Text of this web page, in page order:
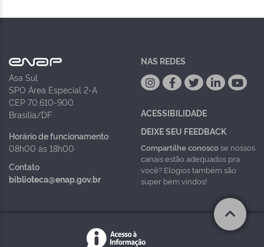
Asa Sul
SPO Área Especial 2-A
CEP 70.610-900
Brasília/DF
Horário de funcionamento
08h00 às 18h00
Contato
biblioteca@enap.gov.br
NAS REDES
ACESSIBILIDADE
DEIXE SEU FEEDBACK
Compartilhe conoscose nossos
canais estão adequados pra
você? Elogios também são
super bem vindos!